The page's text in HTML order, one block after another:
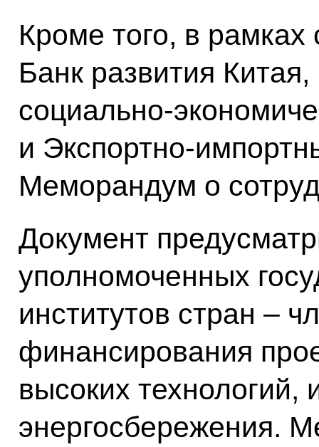
Кроме того, в
Банк развития
социально-
и Экспортно-
Меморандум о
Документ
уполномоченных
институтов стран –
финансирования
высоких технологий,
энергосбережения.